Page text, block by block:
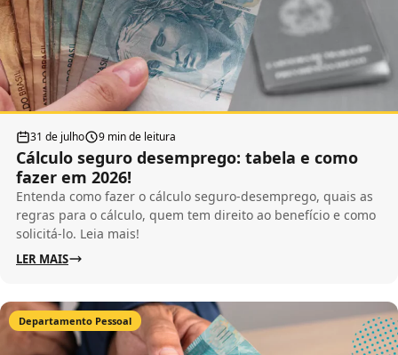
31 de julho 9 min de leitura
Cálculo seguro desemprego: tabela e como
fazer em 2026!
Entenda como fazer o cálculo seguro-desemprego, quais as
regras para o cálculo, quem tem direito ao benefício e como
solicitá-lo. Leia mais!
LER MAIS
Departamento Pessoal